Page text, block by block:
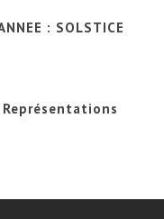
: SOLSTICE